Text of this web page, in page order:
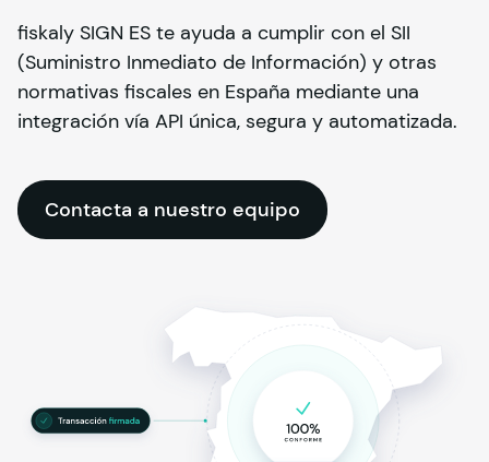
fiskaly SIGN ES te ayuda a cumplir con el SII
(Suministro Inmediato de Información) y otras
normativas fiscales en España mediante una
integración vía API única, segura y automatizada.
Contacta a nuestro equipo